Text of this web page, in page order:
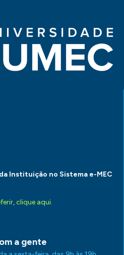
Instituição no Sistema e-MEC
clique aqui.
a gente